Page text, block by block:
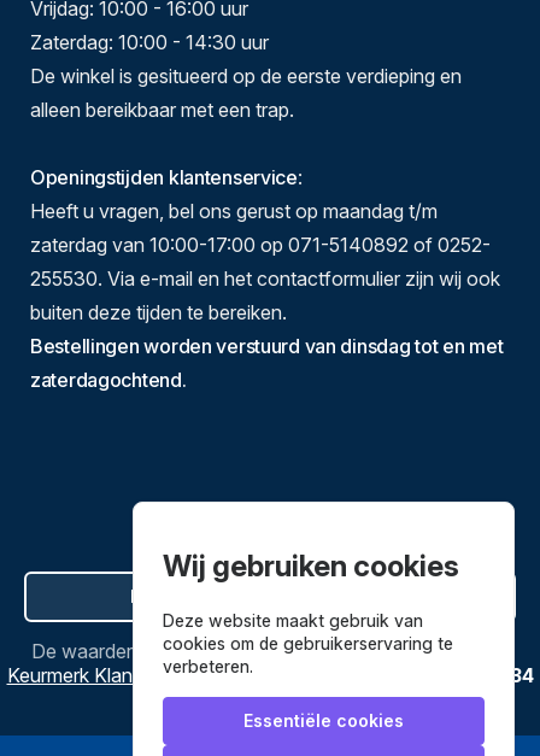
Vrijdag: 10:00 - 16:00 uur
Zaterdag: 10:00 - 14:30 uur
De winkel is gesitueerd op de eerste verdieping en
alleen bereikbaar met een trap.
Openingstijden klantenservice:
Heeft u vragen, bel ons gerust op maandag t/m
zaterdag van 10:00-17:00 op 071-5140892 of 0252-
255530. Via e-mail en het contactformulier zijn wij ook
buiten deze tijden te bereiken.
Bestellingen worden verstuurd van dinsdag tot en met
zaterdagochtend.
Hier de overeenkomst ontbinden
De waardering vanBestekenpannen.nlbijWebwinkel
Keurmerk Klantbeoordelingen
3634
reviews.
Wij gebruiken cookies
Deze website maakt gebruik van
cookies om de gebruikerservaring te
verbeteren.
Essentiële cookies